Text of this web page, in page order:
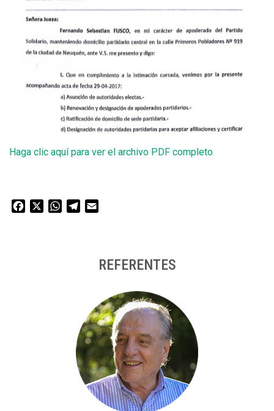
Haga clic aquí para ver el archivo PDF completo
Facebook WhatsAppTelegram
REFERENTES